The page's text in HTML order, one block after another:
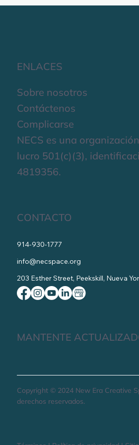
ENLACES
Sobre nosotros
Contáctenos
Complicarse
NECS es una
lucro 501(c)(3),
4819356.
CONTACTO
914-930-1777
info@necspace.org
203 Esther Street, Peekskill, Nueva
MANTENTE
Copyright © 2024 New Era Creative
derechos reservados.